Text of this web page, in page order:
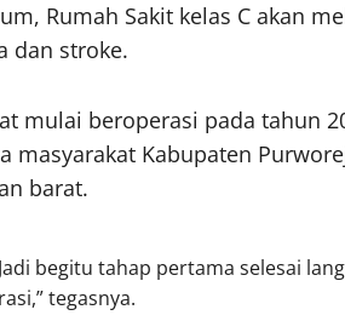
Rumah Sakit kelas C akan
dan stroke.
mulai beroperasi pada tahun
masyarakat Kabupaten
barat.
begitu tahap pertama selesai
tegasnya.